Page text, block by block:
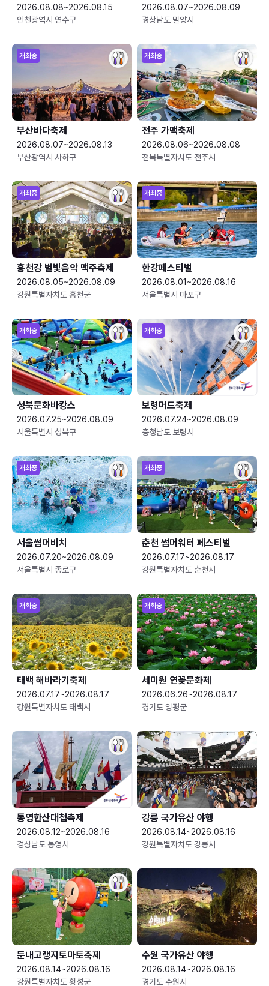
2026.08.08~2026.08.15
인천광역시 연수구
2026.08.07~2026.08.09
경상남도 밀양시
개최중
부산바다축제
2026.08.07~2026.08.13
부산광역시 사하구
개최중
전주 가맥축제
2026.08.06~2026.08.08
전북특별자치도 전주시
개최중
홍천강 별빛음악 맥주축제
2026.08.05~2026.08.09
강원특별자치도 홍천군
개최중
한강페스티벌
2026.08.01~2026.08.16
서울특별시 마포구
개최중
성북문화바캉스
2026.07.25~2026.08.09
서울특별시 성북구
개최중
보령머드축제
2026.07.24~2026.08.09
충청남도 보령시
개최중
서울썸머비치
2026.07.20~2026.08.09
서울특별시 종로구
개최중
춘천 썸머워터 페스티벌
2026.07.17~2026.08.17
강원특별자치도 춘천시
개최중
태백 해바라기축제
2026.07.17~2026.08.17
강원특별자치도 태백시
개최중
세미원 연꽃문화제
2026.06.26~2026.08.17
경기도 양평군
통영한산대첩축제
2026.08.12~2026.08.16
경상남도 통영시
강릉 국가유산 야행
2026.08.14~2026.08.16
강원특별자치도 강릉시
둔내고랭지토마토축제
2026.08.14~2026.08.16
강원특별자치도 횡성군
수원 국가유산 야행
2026.08.14~2026.08.16
경기도 수원시